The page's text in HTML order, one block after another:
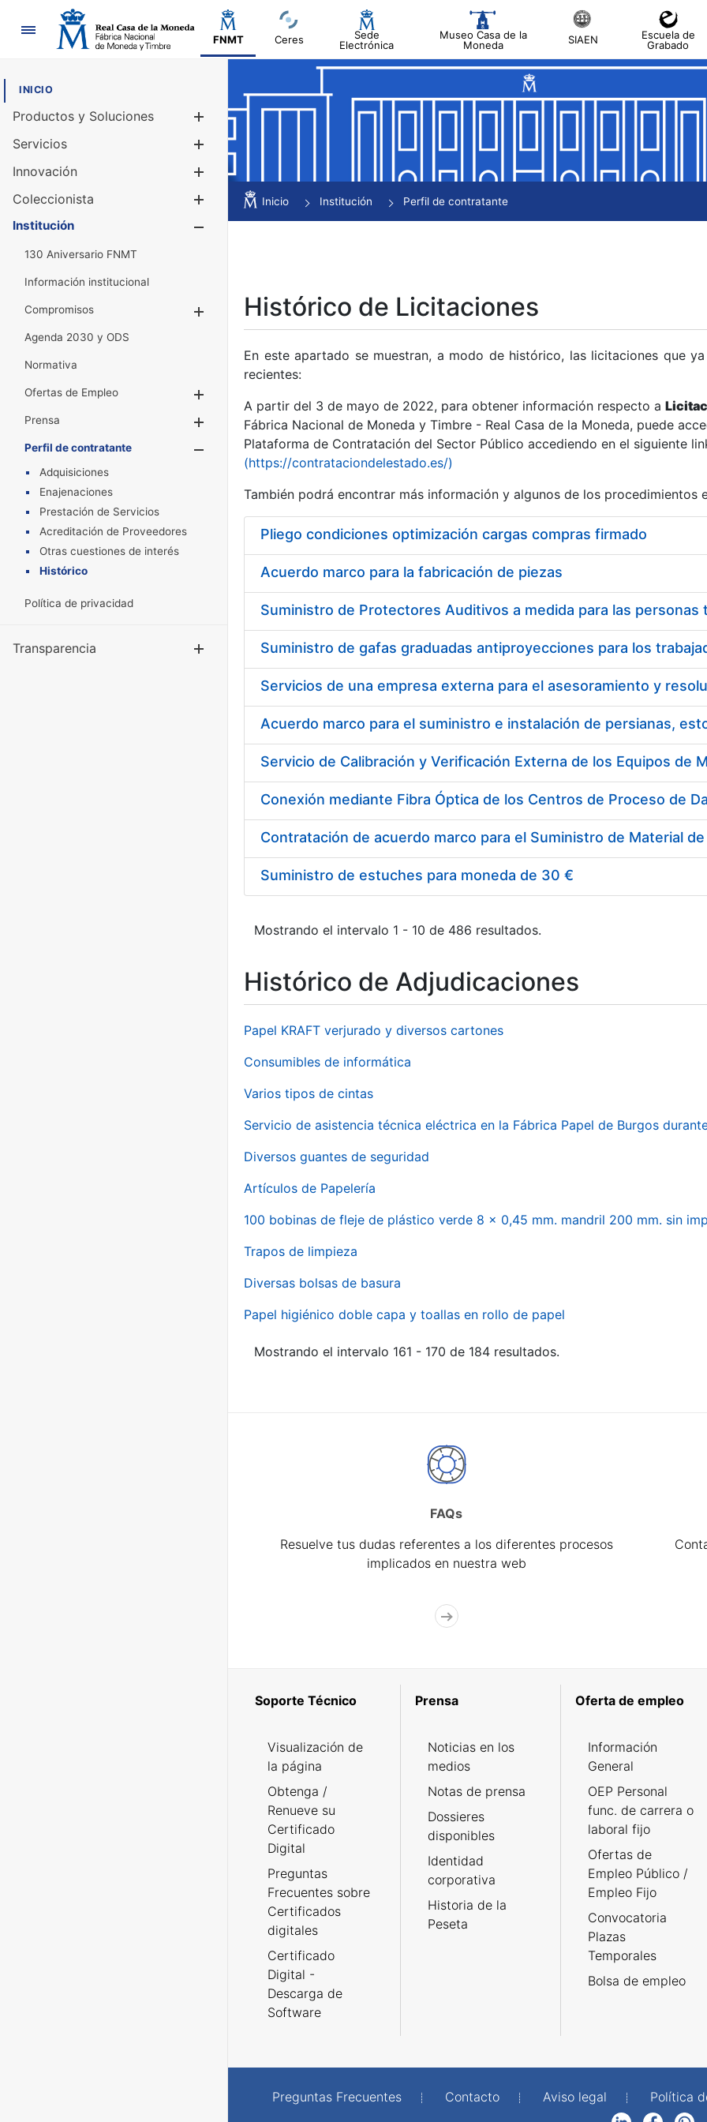
Navegación
FNMT Ceres
Sede
Electrónica
Museo Casa de la
Moneda
SIAEN
Escuela de
Grabado
INICIO
Productos y Soluciones
Mostrar/Ocultar
Servicios
Innovación
Coleccionista
Mostrar/Ocultar
Institución
130 Aniversario FNMT
Información institucional
Compromisos
Mostrar/Ocultar
Agenda 2030 y ODS
Normativa
Ofertas de Empleo
Prensa
Mostrar/Ocultar
Perfil de contratante
Mostrar/Ocultar
Adquisiciones
Enajenaciones
Prestación de Servicios
Acreditación de Proveedores
Otras cuestiones de interés
Histórico
Política de privacidad
Transparencia Mostrar/Ocultar
Inicio Institución Perfil de contratante
Histórico de Licitaciones
En este apartado se muestran, a modo de histórico, las licitaciones que
recientes:
A partir del 3 de mayo de 2022, para obtener información respecto a
Fábrica Nacional de Moneda y Timbre - Real Casa de la Moneda, puede
Plataforma de Contratación del Sector Público accediendo en el siguiente
(https://contrataciondelestado.es/)
También podrá encontrar más información y algunos de los procedimientos
Pliego condiciones optimización cargas compras firmado
Acuerdo marco para la fabricación de piezas
Acuerdo marco para el suministro e instalación de persianas,
Suministro de estuches para moneda de 30 €
Mostrando el intervalo 1 - 10 de 486 resultados.
Histórico de Adjudicaciones
Papel KRAFT verjurado y diversos cartones
Consumibles de informática
Varios tipos de cintas
Servicio de asistencia técnica eléctrica en la Fábrica Papel de Burgos
Diversos guantes de seguridad
Artículos de Papelería
100 bobinas de fleje de plástico verde 8 x 0,45 mm. mandril 200 mm. sin
Trapos de limpieza
Diversas bolsas de basura
Papel higiénico doble capa y toallas en rollo de papel
Mostrando el intervalo 161 - 170 de 184 resultados.
FAQs
Resuelve tus dudas referentes a los diferentes procesos
implicados en nuestra web
Soporte Técnico
Visualización de
la página
Obtenga /
Renueve su
Certificado
Digital
Preguntas
Frecuentes sobre
Certificados
digitales
Certificado
Digital -
Descarga de
Software
Prensa
Noticias en los
medios
Notas de prensa
Dossieres
disponibles
Identidad
corporativa
Historia de la
Peseta
Oferta de empleo
Información
General
OEP Personal
func. de carrera o
laboral fijo
Ofertas de
Empleo Público /
Empleo Fijo
Convocatoria
Plazas
Temporales
Bolsa de empleo
Preguntas Frecuentes Contacto Aviso legal Política